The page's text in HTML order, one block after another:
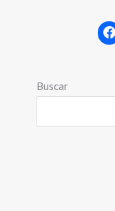
Buscar